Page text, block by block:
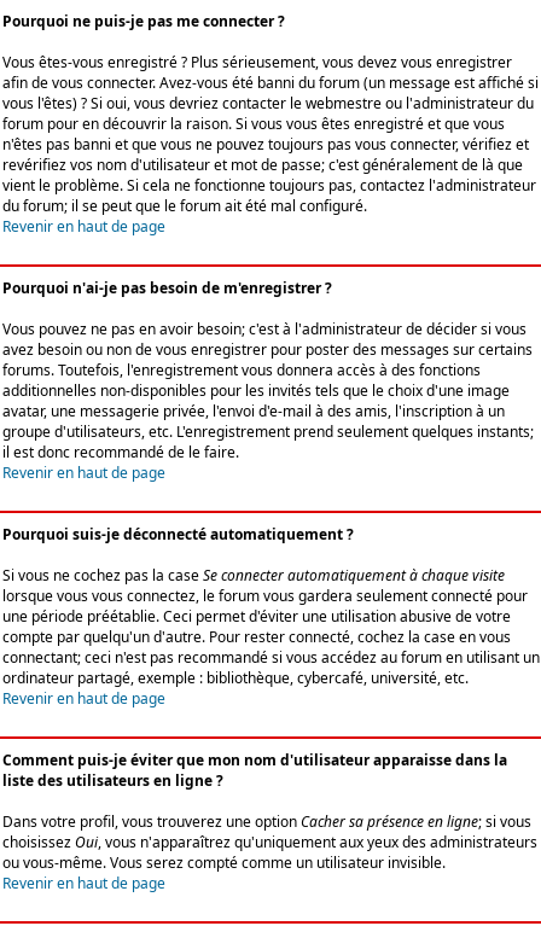
Pourquoi ne puis-je pas me connecter ?
Vous êtes-vous enregistré ? Plus sérieusement, vous devez vous enregistrer
afin de vous connecter. Avez-vous été banni du forum (un message est affiché si
vous l'êtes) ? Si oui, vous devriez contacter le webmestre ou l'administrateur du
forum pour en découvrir la raison. Si vous vous êtes enregistré et que vous
n'êtes pas banni et que vous ne pouvez toujours pas vous connecter, vérifiez et
revérifiez vos nom d'utilisateur et mot de passe; c'est généralement de là que
vient le problème. Si cela ne fonctionne toujours pas, contactez l'administrateur
du forum; il se peut que le forum ait été mal configuré.
Revenir en haut de page
Pourquoi n'ai-je pas besoin de m'enregistrer ?
Vous pouvez ne pas en avoir besoin; c'est à l'administrateur de décider si vous
avez besoin ou non de vous enregistrer pour poster des messages sur certains
forums. Toutefois, l'enregistrement vous donnera accès à des fonctions
additionnelles non-disponibles pour les invités tels que le choix d'une image
avatar, une messagerie privée, l'envoi d'e-mail à des amis, l'inscription à un
groupe d'utilisateurs, etc. L'enregistrement prend seulement quelques instants;
il est donc recommandé de le faire.
Revenir en haut de page
Pourquoi suis-je déconnecté automatiquement ?
Si vous ne cochez pas la caseSe connecter automatiquement à chaque visite
lorsque vous vous connectez, le forum vous gardera seulement connecté pour
une période préétablie. Ceci permet d'éviter une utilisation abusive de votre
compte par quelqu'un d'autre. Pour rester connecté, cochez la case en vous
connectant; ceci n'est pas recommandé si vous accédez au forum en utilisant un
ordinateur partagé, exemple : bibliothèque, cybercafé, université, etc.
Revenir en haut de page
Comment puis-je éviter que mon nom d'utilisateur apparaisse dans la
liste des utilisateurs en ligne ?
Dans votre profil, vous trouverez une optionCacher sa présence en ligne; si vous
choisissezOui, vous n'apparaîtrez qu'uniquement aux yeux des administrateurs
ou vous-même. Vous serez compté comme un utilisateur invisible.
Revenir en haut de page